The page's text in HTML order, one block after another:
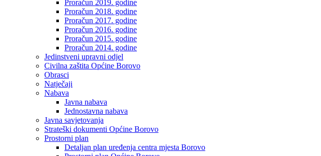
Proračun 2019. godine
Proračun 2018. godine
Proračun 2017. godine
Proračun 2016. godine
Proračun 2015. godine
Proračun 2014. godine
Jedinstveni upravni odjel
Civilna zaštita Općine Borovo
Obrasci
Natječaji
Nabava
Javna nabava
Jednostavna nabava
Javna savjetovanja
Strateški dokumenti Općine Borovo
Prostorni plan
Detaljan plan uređenja centra mjesta Borovo